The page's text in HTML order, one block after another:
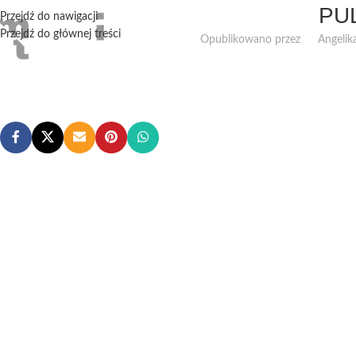
Przejdź do nawigacji
Przejdź do głównej treści
Opublikowano przez